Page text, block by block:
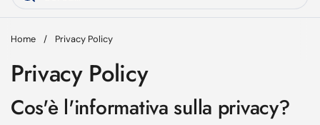
Home / Privacy Policy
Privacy Policy
Cos'è l'informativa sulla privacy?